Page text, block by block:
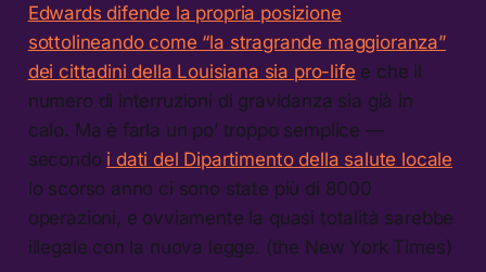
Edwards difende la propria posizione
sottolineando come “la stragrande maggioranza”
dei cittadini della Louisiana sia pro-life e che il
numero di interruzioni di gravidanza sia già in
calo. Ma è farla un po’ troppo semplice —
secondo i dati del Dipartimento della salute locale
lo scorso anno ci sono state più di 8000
operazioni, e ovviamente la quasi totalità sarebbe
illegale con la nuova legge. (the New York Times)